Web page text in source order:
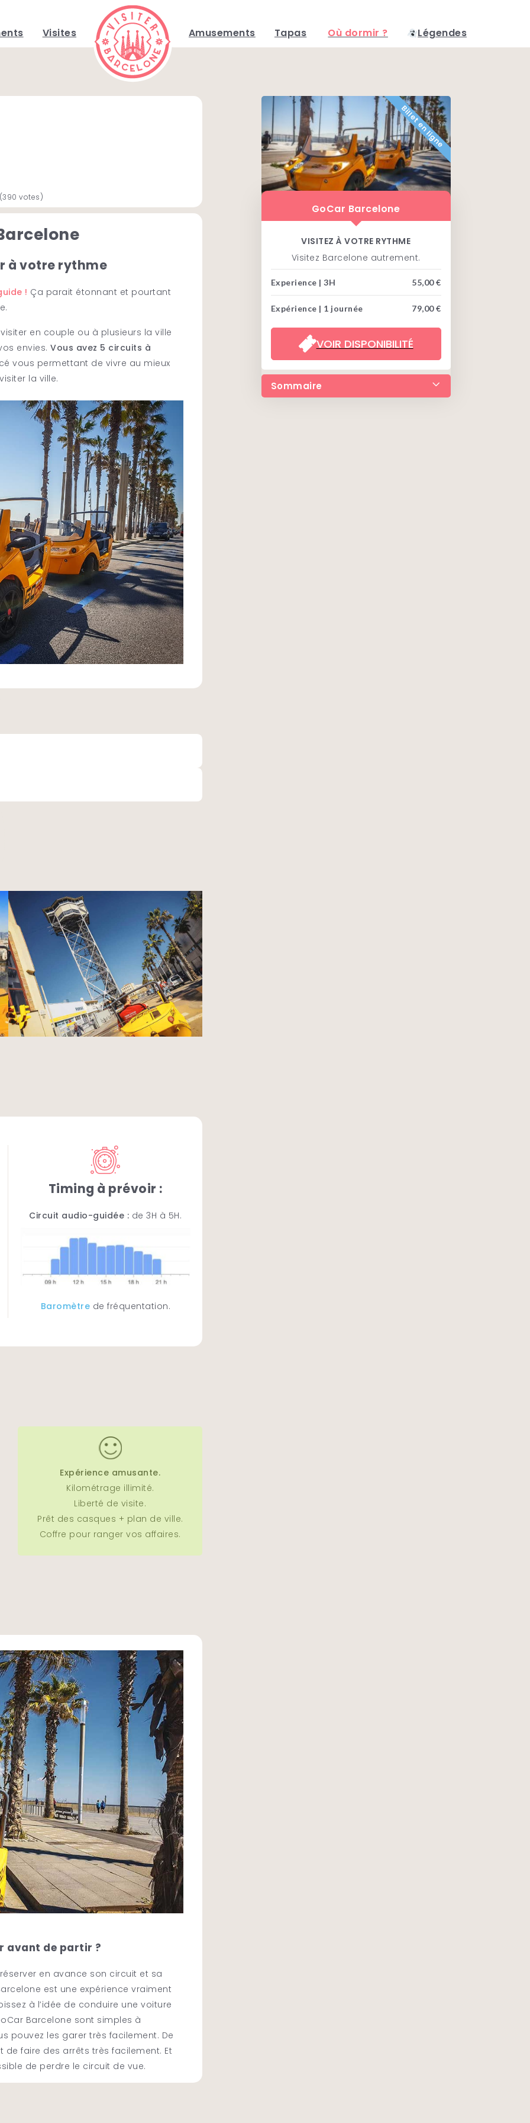
Visites Amusements Tapas Où dormir ? Légendes
votes)
à votre rythme
! Ça parait étonnant et pourtant
en couple ou à plusieurs la ville
envies.Vous avez 5 circuits à
vous permettant de vivre au mieux
la ville.
l’occasion de découvrir ce
l’occasion de découvrir ce
Barceloneta – Plages – Port Olimpic.
| 3H
l’occasion de découvrir ce
–Torre Bellesguard
FC
Milà–Casa Batlló– Las Ramblas
vous conseillerai d’aller à la
Timing à prévoir :
Circuit audio-guidée : de 3H à 5H.
Baromètre de fréquentation.
Expérience amusante.
Kilométrage illimité.
Liberté de visite.
Prêt des casques + plan de ville.
Coffre pour ranger vos affaires.
avant de partir ?
en avance son circuit et sa
est une expérience vraiment
à l’idée de conduire une voiture
Barcelone sont simples à
pouvez les garer très facilement. De
faire des arrêts très facilement. Et
de perdre le circuit de vue.
Billet en ligne
GoCar Barcelone
VISITEZ À VOTRE RYTHME
Visitez Barcelone autrement.
Experience | 3H 55,00 €
Expérience | 1 journée 79,00 €
VOIR DISPONIBILITÉ
Sommaire
• Réserver la GoCar